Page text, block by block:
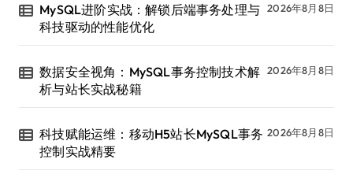
MySQL进阶实战：解锁后端事务处理与
科技驱动的性能优化
2026年8月8日
数据安全视角：MySQL事务控制技术解
析与站长实战秘籍
2026年8月8日
科技赋能运维：移动H5站长MySQL事务
控制实战精要
2026年8月8日